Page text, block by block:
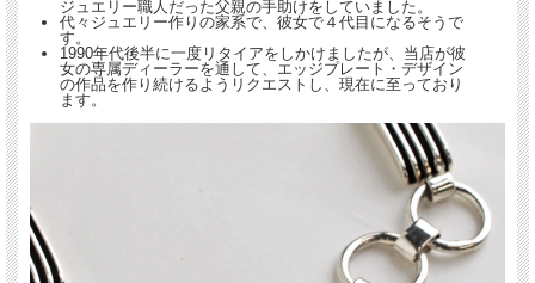
エッジプレート・デザインは、そのシャープな雰
囲気から、最近のコンテンポラリーなデザインの
一種と思われがちです。が、その原型は意外と古
く、現存する1920年代頃のヴィンテージ・ジュエ
リーに、既にそれらしい物が見られるようです。
ジュエリー職人だった父親の手助けをしていました。
代々ジュエリー作りの家系で、彼女で４代目になるそうで
す。
1990年代後半に一度リタイアをしかけましたが、当店が彼
女の専属ディーラーを通して、エッジプレート・デザイン
の作品を作り続けるようリクエストし、現在に至っており
ます。